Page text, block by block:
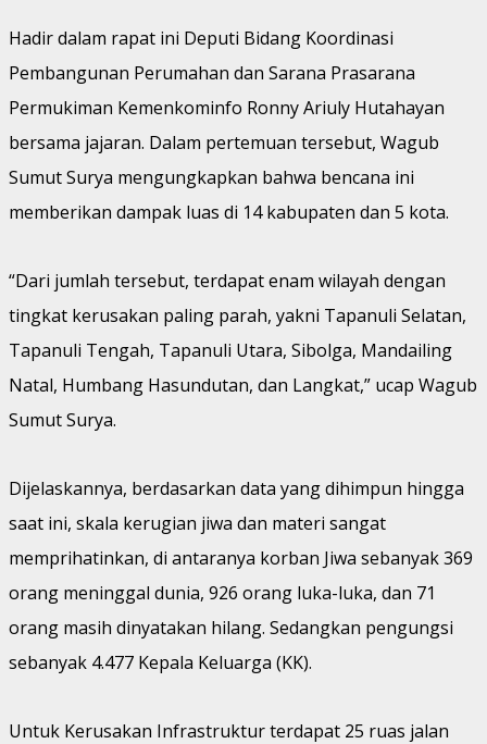
Hadir dalam rapat ini Deputi Bidang Koordinasi
Pembangunan Perumahan dan Sarana Prasarana
Permukiman Kemenkominfo Ronny Ariuly Hutahayan
bersama jajaran. Dalam pertemuan tersebut, Wagub
Sumut Surya mengungkapkan bahwa bencana ini
memberikan dampak luas di 14 kabupaten dan 5 kota.
“Dari jumlah tersebut, terdapat enam wilayah dengan
tingkat kerusakan paling parah, yakni Tapanuli Selatan,
Tapanuli Tengah, Tapanuli Utara, Sibolga, Mandailing
Natal, Humbang Hasundutan, dan Langkat,” ucap Wagub
Sumut Surya.
Dijelaskannya, berdasarkan data yang dihimpun hingga
saat ini, skala kerugian jiwa dan materi sangat
memprihatinkan, di antaranya korban Jiwa sebanyak 369
orang meninggal dunia, 926 orang luka-luka, dan 71
orang masih dinyatakan hilang. Sedangkan pengungsi
sebanyak 4.477 Kepala Keluarga (KK).
Untuk Kerusakan Infrastruktur terdapat 25 ruas jalan